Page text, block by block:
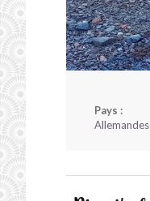
Pays :
Allemandes